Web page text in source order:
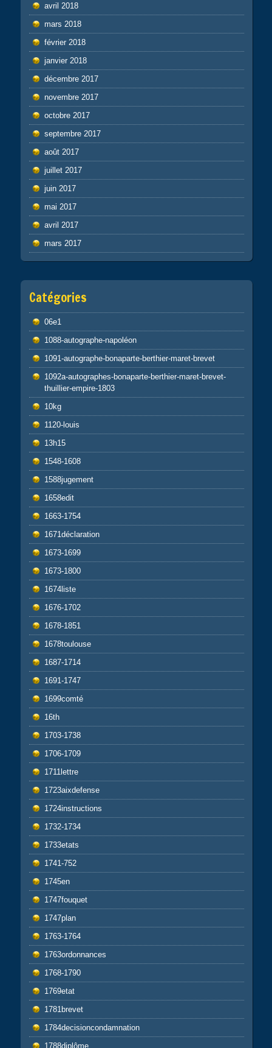
avril 2018
mars 2018
février 2018
janvier 2018
décembre 2017
novembre 2017
octobre 2017
septembre 2017
août 2017
juillet 2017
juin 2017
mai 2017
avril 2017
mars 2017
Catégories
06e1
1088-autographe-napoléon
1091-autographe-bonaparte-berthier-maret-brevet
1092a-autographes-bonaparte-berthier-maret-brevet-
thuillier-empire-1803
10kg
1120-louis
13h15
1548-1608
1588jugement
1658edit
1663-1754
1671déclaration
1673-1699
1673-1800
1674liste
1676-1702
1678-1851
1678toulouse
1687-1714
1691-1747
1699comté
16th
1703-1738
1706-1709
1711lettre
1723aixdefense
1724instructions
1732-1734
1733etats
1741-752
1745en
1747fouquet
1747plan
1763-1764
1763ordonnances
1768-1790
1769etat
1781brevet
1784decisioncondamnation
1788diplôme